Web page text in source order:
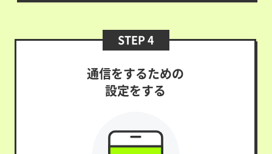
STEP 4
通信をするための
設定をする